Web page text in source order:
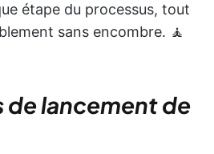
étape du processus, tout
sans encombre. 🧘
de lancement de